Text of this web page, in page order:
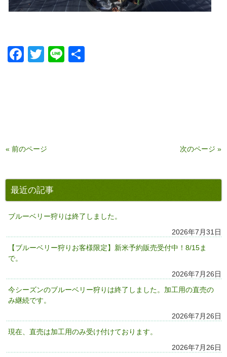
Facebook
Twitter
Line
« 前のページ 次のページ »
最近の記事
ブルーベリー狩りは終了しました。
2026年7月31日
【ブルーベリー狩りお客様限定】新米予約販売受付中！8/15ま
で。
2026年7月26日
今シーズンのブルーベリー狩りは終了しました。加工用の直売の
み継続です。
2026年7月26日
現在、直売は加工用のみ受け付けております。
2026年7月26日